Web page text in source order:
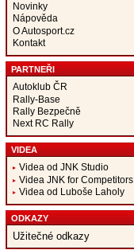
Novinky
Nápověda
O Autosport.cz
Kontakt
PARTNEŘI
Autoklub ČR
Rally-Base
Rally Bezpečně
Next RC Rally
VIDEA
Videa od JNK Studio
Videa JNK for Competitors
Videa od Luboše Laholy
ODKAZY
Užitečné odkazy